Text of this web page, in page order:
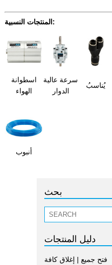
المنتجات النسبية:
اسطوانة
الهواء
سرعة عالية
الدوار
يُناسبُ
أنبوب
بحث
دليل المنتجات
فتح جميع | إغلاق كافة